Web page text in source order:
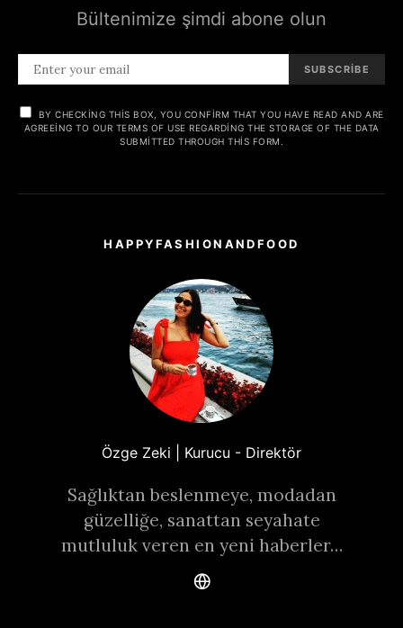
Bültenimize şimdi abone olun
SUBSCRIBE
BY CHECKING THIS BOX, YOU CONFIRM THAT YOU HAVE READ AND ARE
AGREEING TO OUR TERMS OF USE REGARDING THE STORAGE OF THE DATA
SUBMITTED THROUGH THIS FORM.
HAPPYFASHIONANDFOOD
Özge Zeki | Kurucu - Direktör
Sağlıktan beslenmeye, modadan
güzelliğe, sanattan seyahate
mutluluk veren en yeni haberler…